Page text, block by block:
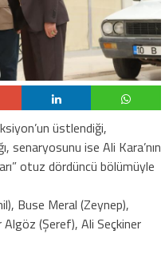
üstlendiği,
senaryosunu ise Ali Kara’nın
otuz dördüncü bölümüyle
Buse Meral (Zeynep),
(Şeref), Ali Seçkiner